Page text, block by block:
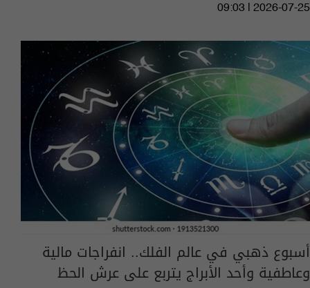
09:03 | 2026-07-25
أسبوع ذهبي في عالم الفلك.. انفراجات مالية
وعاطفية وأحد الأبراج يتربع على عرش الحظ